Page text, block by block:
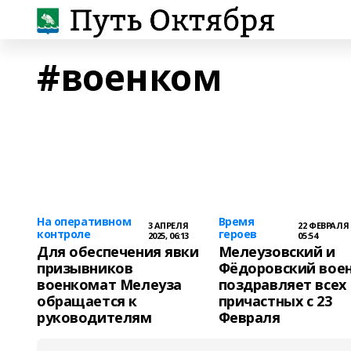
#военком
На оперативном
контроле
3 АПРЕЛЯ
2025, 06:13
Для обеспечения явки
призывников
военкомат Мелеуза
обращается к
руководителям
Время
героев
22 ФЕВРАЛЯ
05:54
Мелеузовский и
Фёдоровский
поздравляет всех
причастных с 23
Февраля